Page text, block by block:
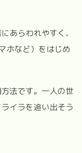
あらわれやすく、
ホなど）をはじめ
法です。一人の世
イラを追い出そう